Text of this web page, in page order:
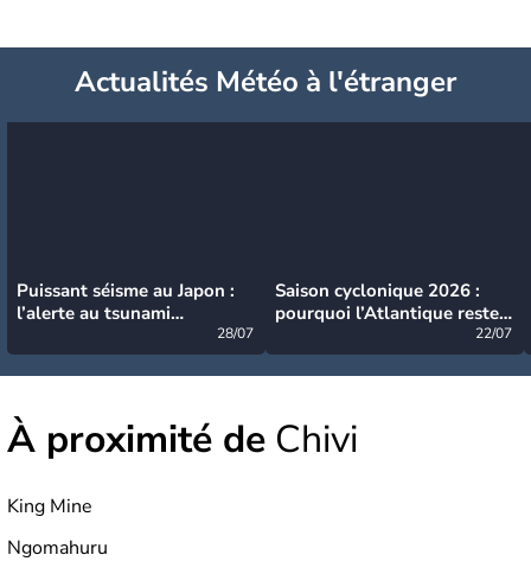
Actualités Météo à l'étranger
Puissant séisme au Japon :
l’alerte au tsunami
28/07
Saison cyclonique 2026 :
pourquoi l’Atlantique reste
22/07
À proximité de Chivi
King Mine
Ngomahuru